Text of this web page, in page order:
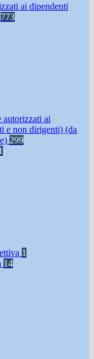
ai dipendenti
773
ai
e non dirigenti) (da
299
1
14